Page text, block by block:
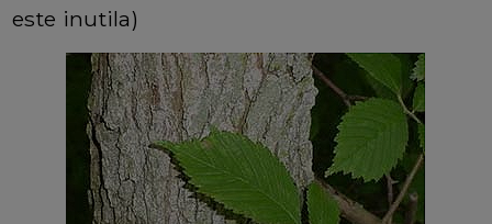
este inutila)